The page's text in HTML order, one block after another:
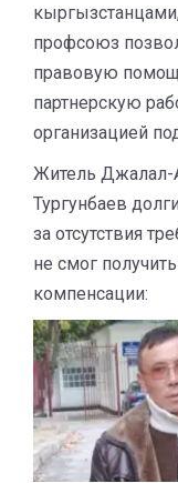
профсоюз
правовую
партнерскую
организацией
Житель Джалал-
Тургунбаев
за отсутствия
не смог
компенсации: